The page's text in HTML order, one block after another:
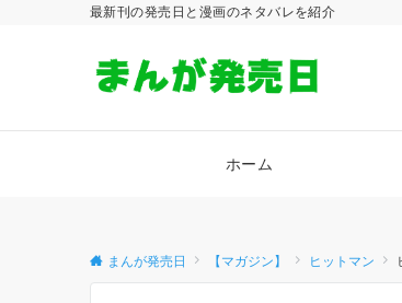
最新刊の発売日と漫画のネタバレを紹介
ホーム
まんが発売日 【マガジン】 ヒットマン